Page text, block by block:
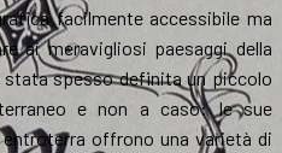
facilmente accessibile ma
ai meravigliosi paesaggi della
stata spesso definita un piccolo
e non a caso: le sue
offrono una varietà di